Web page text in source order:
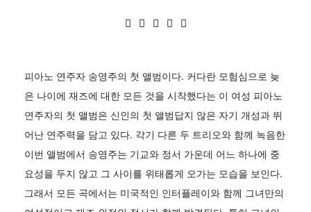
피아노 연주자 송영주의 첫 앨범이다. 커다란 모험심으로 늦
은 나이에 재즈에 대한 모든 것을 시작했다는 이 여성 피아노
연주자의 첫 앨범은 신인의 첫 앨범답지 않은 자기 개성과 뛰
어난 연주력을 담고 있다. 각기 다른 두 트리오와 함께 녹음한
이번 앨범에서 송영주는 기교와 정서 가운데 어느 하나에 중
요성을 두지 않고 그 사이를 위태롭게 오가는 모습을 보인다.
그래서 모든 곡에서는 미국적인 인터플레이와 함께 그녀만의